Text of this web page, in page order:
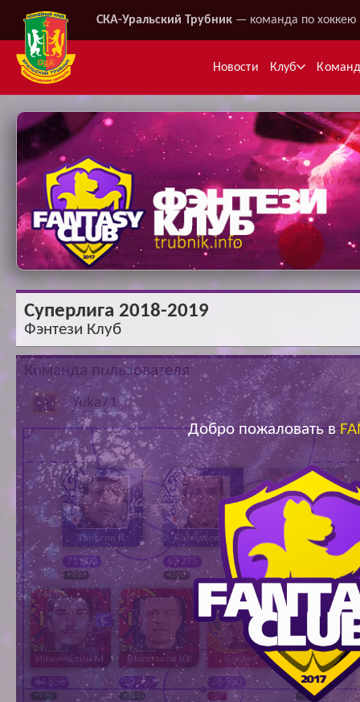
СКА-Уральский Трубник — команда по хоккею
Новости Клуб
Суперлига 2018-2019
Фэнтези Клуб
Добро пожаловать в
Команда пользователя
Yuka71
Ишкельдин М.
84 850
+975
Шардаков Ю.
50 650
+850
Багаев Д.
26 550
-50
Василенко
40 600
+200
Тарасов В.
71 800
+900
Барбаков Д.
63 275
+200
Соловьёв Д.
24 600
-100